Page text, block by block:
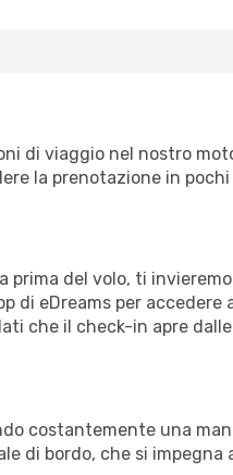
di viaggio nel nostro
la prenotazione in
del volo, ti
di eDreams per
che il check-in apre
costantemente una
di bordo, che si impegna